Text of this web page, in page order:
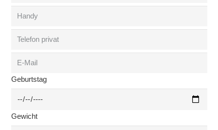
Geburtstag
Gewicht